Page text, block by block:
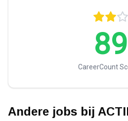
89
CareerCount
Andere jobs bij